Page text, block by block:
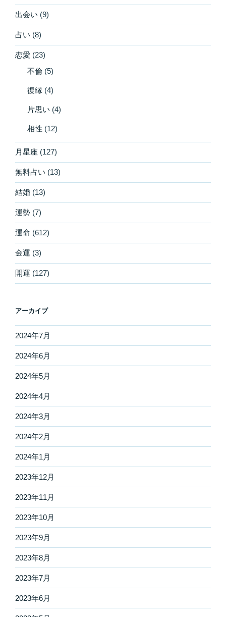
出会い (9)
占い (8)
恋愛 (23)
不倫 (5)
復縁 (4)
片思い (4)
相性 (12)
月星座 (127)
無料占い (13)
結婚 (13)
運勢 (7)
運命 (612)
金運 (3)
開運 (127)
アーカイブ
2024年7月
2024年6月
2024年5月
2024年4月
2024年3月
2024年2月
2024年1月
2023年12月
2023年11月
2023年10月
2023年9月
2023年8月
2023年7月
2023年6月